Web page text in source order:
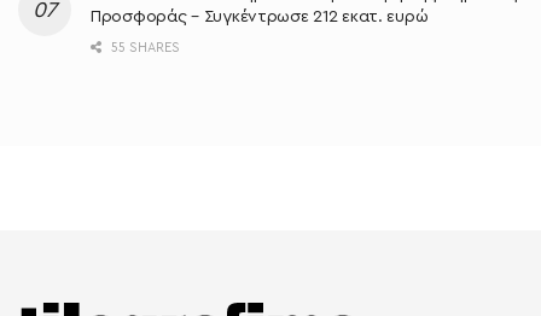
Προσφοράς – Συγκέντρωσε 212 εκατ. ευρώ
55 SHARES